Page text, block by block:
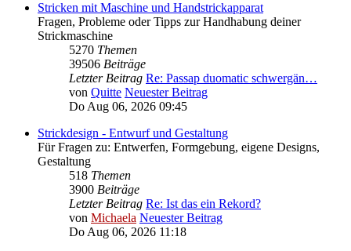
Stricken mit Maschine und Handstrickapparat
Fragen, Probleme oder Tipps zur Handhabung deiner
Strickmaschine
5270 Themen
39506 Beiträge
Letzter Beitrag Re: Passap duomatic schwergän…
von Quitte Neuester Beitrag
Do Aug 06, 2026 09:45
Strickdesign - Entwurf und Gestaltung
Für Fragen zu: Entwerfen, Formgebung, eigene Designs,
Gestaltung
518 Themen
3900 Beiträge
Letzter Beitrag Re: Ist das ein Rekord?
von Michaela Neuester Beitrag
Do Aug 06, 2026 11:18